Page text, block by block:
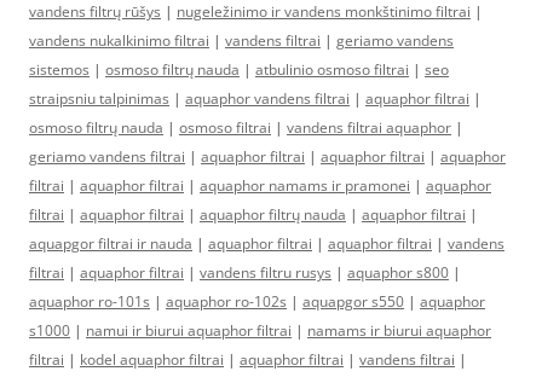
vandens filtrų rūšys | nugeležinimo ir vandens monkštinimo filtrai |
vandens nukalkinimo filtrai | vandens filtrai | geriamo vandens
sistemos | osmoso filtrų nauda | atbulinio osmoso filtrai | seo
straipsniu talpinimas | aquaphor vandens filtrai | aquaphor filtrai |
osmoso filtrų nauda | osmoso filtrai | vandens filtrai aquaphor |
geriamo vandens filtrai | aquaphor filtrai | aquaphor filtrai | aquaphor
filtrai | aquaphor filtrai | aquaphor namams ir pramonei | aquaphor
filtrai | aquaphor filtrai | aquaphor filtrų nauda | aquaphor filtrai |
aquapgor filtrai ir nauda | aquaphor filtrai | aquaphor filtrai | vandens
filtrai | aquaphor filtrai | vandens filtru rusys | aquaphor s800 |
aquaphor ro-101s | aquaphor ro-102s | aquapgor s550 | aquaphor
s1000 | namui ir biurui aquaphor filtrai | namams ir biurui aquaphor
filtrai | kodel aquaphor filtrai | aquaphor filtrai | vandens filtrai |